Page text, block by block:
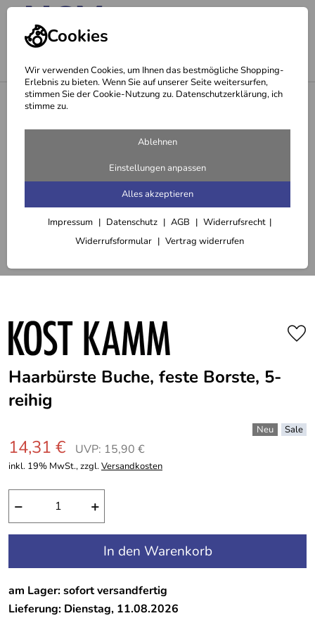
Cookies
Wir verwenden Cookies, um Ihnen das bestmögliche Shopping-
Erlebnis zu bieten. Wenn Sie auf unserer Seite weitersurfen,
stimmen Sie der Cookie-Nutzung zu. Datenschutzerklärung, ich
stimme zu.
Ablehnen
Einstellungen anpassen
Alles akzeptieren
Impressum Datenschutz AGB
Widerrufsrecht
Widerrufsformular
Vertrag widerrufen
Haarbürsten
Haarbürste Buche, feste Borste, 5-
reihig
14,31 € UVP: 15,90 €
inkl. 19% MwSt., zzgl.Versandkosten
− +
In den Warenkorb
am Lager: sofort versandfertig
Lieferung: Dienstag, 11.08.2026